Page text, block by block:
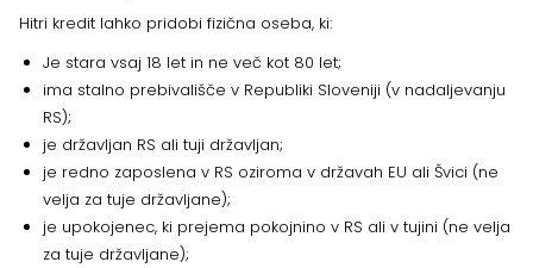
Hitri kredit lahko pridobi fizična oseba, ki:
Je stara vsaj 18 let in ne več kot 80 let;
ima stalno prebivališče v Republiki Sloveniji (v nadaljevanju
RS);
je državljan RS ali tuji državljan;
je redno zaposlena v RS oziroma v državah EU ali Švici (ne
velja za tuje državljane);
je upokojenec, ki prejema pokojnino v RS ali v tujini (ne velja
za tuje državljane);